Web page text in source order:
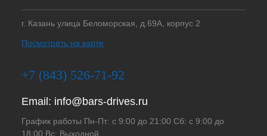
г. Казань улица Беломорская, д.69А, корпус 2
Посмотреть на карте
+7 (843) 526-71-92
Email: info@bars-drives.ru
График работы Пн-Пт: с 9:00 до 21:00 Сб: с 9:00 до
18:00 Вс: Выходной